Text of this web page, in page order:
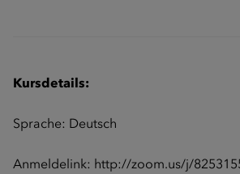
Kursdetails:
Sprache: Deutsch
Anmeldelink: http://zoom.us/j/